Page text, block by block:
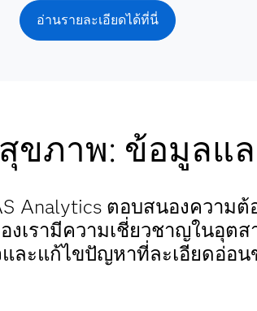
อ่านรายละเอียดได้ที่นี่
ขภาพ: ข้อมูลแ
Analytics ตอบสนองความต้
เรามีความเชี่ยวชาญในอุตส
และแก้ไขปัญหาที่ละเอียดอ่อ